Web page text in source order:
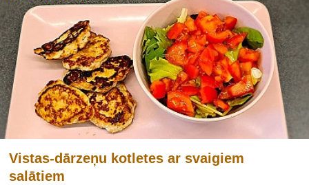
Vistas-dārzeņu kotletes ar svaigiem
salātiem